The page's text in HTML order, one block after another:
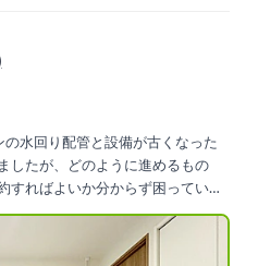
の水回り配管と設備が古くなった
したが、どのように進めるもの
すればよいか分からず困っていま
ことにした理由は、見積り内容が
ジし易かったからです。そして、
合せを何回かしましたが、要望を